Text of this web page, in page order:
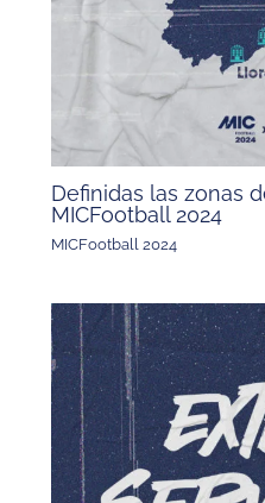
Definidas las zonas
MICFootball 2024
MICFootball 2024